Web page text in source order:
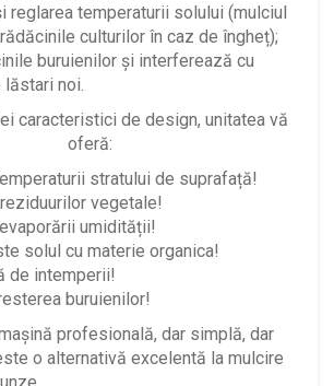
reglarea temperaturii solului (mulciul
culturilor în caz de îngheț);
buruienilor și interferează cu
noi.
caracteristici de design, unitatea vă
oferă:
stratului de suprafață!
vegetale!
umidității!
solul cu materie organica!
de intemperii!
buruienilor!
profesională, dar simplă, dar
o alternativă excelentă la mulcire